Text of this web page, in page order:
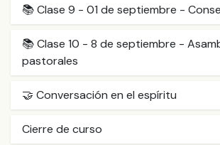
📚 Clase 9 - 01 de septiembre -
📚 Clase 10 - 8 de septiembre -
pastorales
🤝 Conversación en el espíritu
Cierre de curso